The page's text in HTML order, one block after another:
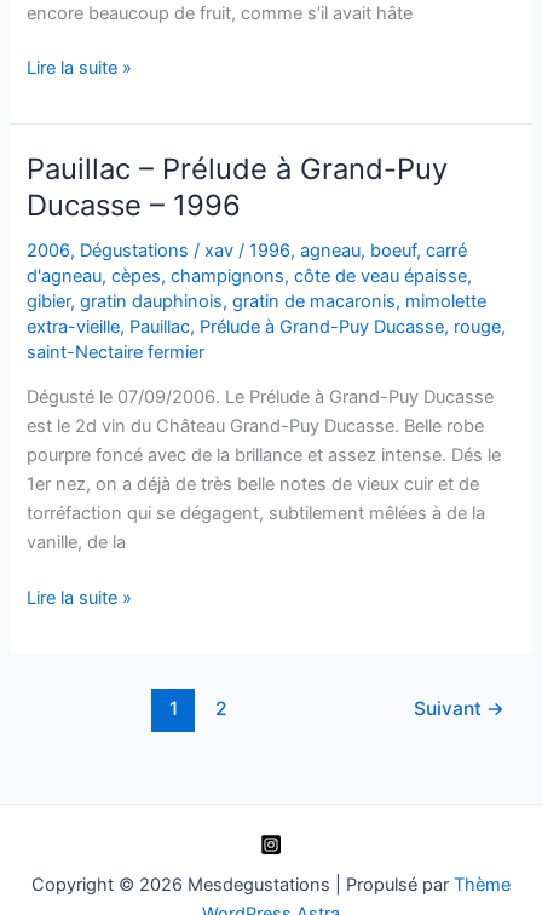
encore beaucoup de fruit, comme s’il avait hâte
Pauillac
Château
Longueville
–
Baron
de
Pichon-
Longueville
–
1992
Lire la suite »
Pauillac – Prélude à Grand-Puy
Ducasse – 1996
2006, Dégustations /xav/1996,agneau, boeuf,carré
d'agneau,cèpes,champignons,côte de veau épaisse,
gibier,gratin dauphinois,gratin de macaronis, mimolette
extra-vieille, Pauillac, Prélude à Grand-Puy Ducasse, rouge,
saint-Nectaire fermier
Dégusté le 07/09/2006. Le Prélude à Grand-Puy Ducasse
est le 2d vin du Château Grand-Puy Ducasse. Belle robe
pourpre foncé avec de la brillance et assez intense. Dés le
1er nez, on a déjà de très belle notes de vieux cuir et de
torréfaction qui se dégagent, subtilement mêlées à de la
vanille, de la
Pauillac
–
Lire la suite »
1 2 Suivant →
Copyright © 2026 Mesdegustations | Propulsé par Thème